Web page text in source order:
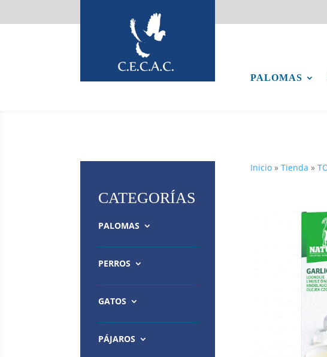
PALOMAS
CATEGORÍAS
PALOMAS
PERROS
GATOS
PÁJAROS
Inicio» Tienda »